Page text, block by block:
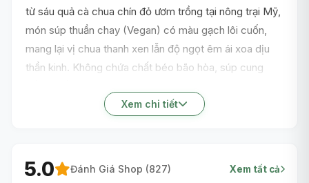
từ sáu quả cà chua chín đỏ ươm trồng tại nông trại Mỹ,
món súp thuần chay (Vegan) có màu gạch lôi cuốn,
mang lại vị chua thanh xen lẫn độ ngọt êm ái xoa dịu
thần kinh. Không chứa chất béo bão hòa, súp cung
Xem chi tiết
5.0 Đánh Giá Shop (827) Xem tất cả